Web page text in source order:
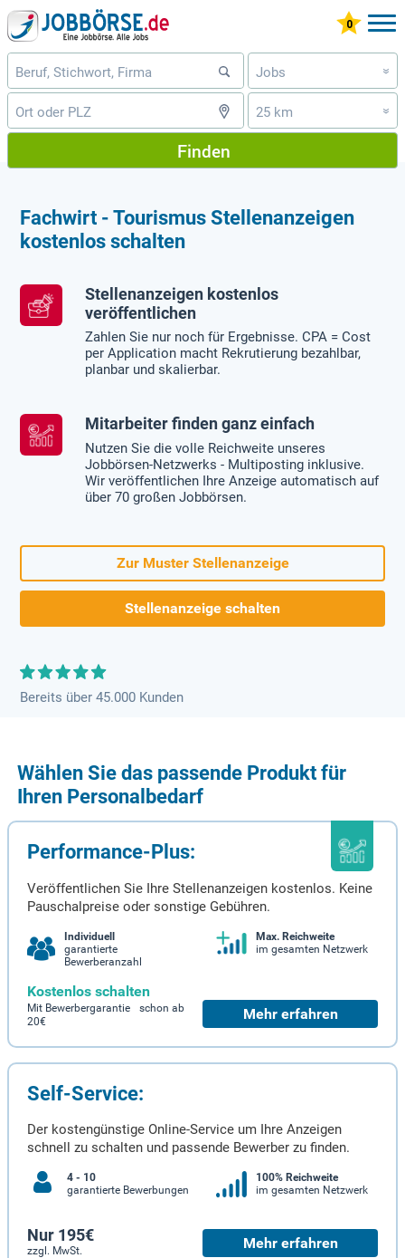
Jobs »
25 km »
Finden
Fachwirt - Tourismus Stellenanzeigen
kostenlos schalten
Stellenanzeigen kostenlos
veröffentlichen
Zahlen Sie nur noch für Ergebnisse. CPA = Cost
per Application macht Rekrutierung bezahlbar,
planbar und skalierbar.
Mitarbeiter finden ganz einfach
Nutzen Sie die volle Reichweite unseres
Jobbörsen-Netzwerks - Multiposting inklusive.
Wir veröffentlichen Ihre Anzeige automatisch auf
über 70 großen Jobbörsen.
Zur Muster Stellenanzeige
Stellenanzeige schalten
Bereits über 45.000 Kunden
Wählen Sie das passende Produkt für
Ihren Personalbedarf
Performance-Plus:
Veröffentlichen Sie Ihre Stellenanzeigen kostenlos. Keine
Pauschalpreise oder sonstige Gebühren.
Individuell
garantierte
Bewerberanzahl
Max. Reichweite
im gesamten Netzwerk
Kostenlos schalten
Mit Bewerbergarantie schon ab
20€
Mehr erfahren
Self-Service:
Der kostengünstige Online-Service um Ihre Anzeigen
schnell zu schalten und passende Bewerber zu finden.
4 - 10
garantierte Bewerbungen
100% Reichweite
im gesamten Netzwerk
Nur 195€
zzgl. MwSt. Mehr erfahren